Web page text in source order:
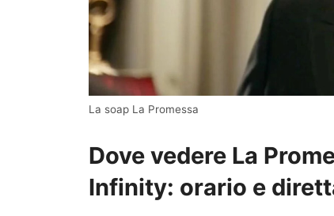
La soap La Promessa
Dove vedere La
Infinity: orario e